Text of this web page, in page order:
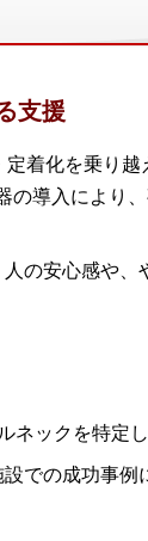
支援
着化を乗り
導入により
の安心感や
ネックを特定し
での成功事例